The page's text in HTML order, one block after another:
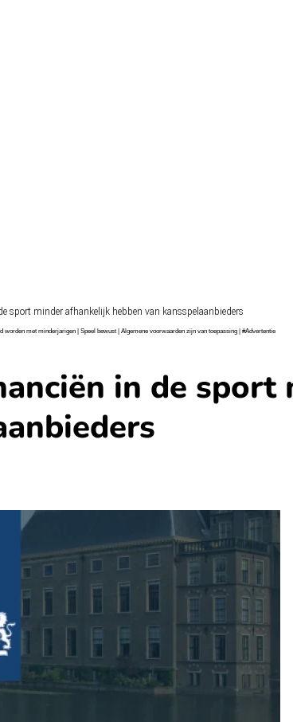
sport minder afhankelijk hebben van kansspelaanbieders
met minderjarigen | Speel bewust | Algemene voorwaarden zijn van toepassing | #Advertentie
in de sport